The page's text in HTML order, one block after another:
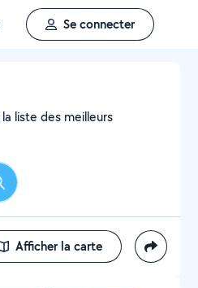
Se connecter
liste des meilleurs
Afficher la carte